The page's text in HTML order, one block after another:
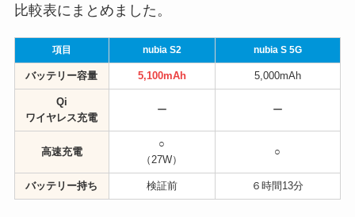
比較表にまとめました。
項目 nubia S2 nubia S 5G
バッテリー容量 5,100mAh 5,000mAh
Qi
ワイヤレス充電
ー ー
高速充電
○
（27W）
○
バッテリー持ち 検証前 ６時間13分